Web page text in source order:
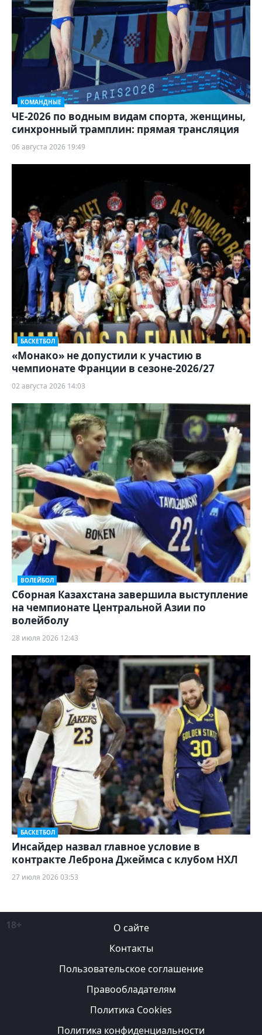
КОМАНДНЫЕ
ЧЕ-2026 по водным видам спорта, женщины,
синхронный трамплин: прямая трансляция
06 августа 2026 19:49
БАСКЕТБОЛ
«Монако» не допустили к участию в
чемпионате Франции в сезоне-2026/27
02 августа 2026 14:03
ВОЛЕЙБОЛ
Сборная Казахстана завершила выступление
на чемпионате Центральной Азии по
волейболу
28 июля 2026 12:43
БАСКЕТБОЛ
Инсайдер назвал главное условие в
контракте Леброна Джеймса с клубом НХЛ
27 июля 2026 03:53
18+
О сайте
Контакты
Пользовательское соглашение
Правообладателям
Политика Cookies
Политика конфиденциальности